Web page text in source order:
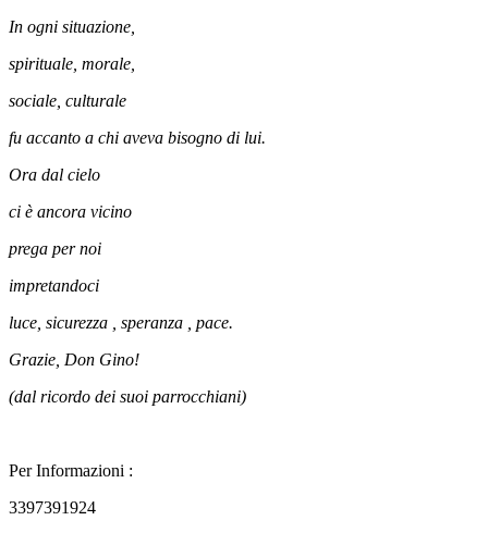
In ogni situazione,
spirituale, morale,
sociale, culturale
fu accanto a chi aveva bisogno di lui.
Ora dal cielo
ci è ancora vicino
prega per noi
impretandoci
luce, sicurezza , speranza , pace.
Grazie, Don Gino!
(dal ricordo dei suoi parrocchiani)
Per Informazioni :
3397391924